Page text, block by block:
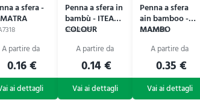
a sfera -
0.16 €
Penna a sfera in
bambù - ITEA
COLOUR
59A2635
0.14 €
Penna a sfera
ain bamboo -
MAMBO
59A2606
0.35 €